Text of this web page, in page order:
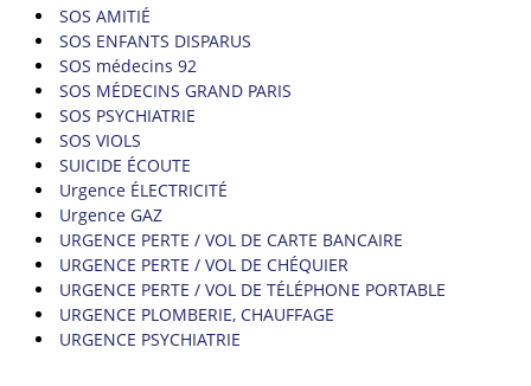
SOS AMITIÉ
SOS ENFANTS DISPARUS
SOS médecins 92
SOS MÉDECINS GRAND PARIS
SOS PSYCHIATRIE
SOS VIOLS
SUICIDE ÉCOUTE
Urgence ÉLECTRICITÉ
Urgence GAZ
URGENCE PERTE / VOL DE CARTE BANCAIRE
URGENCE PERTE / VOL DE CHÉQUIER
URGENCE PERTE / VOL DE TÉLÉPHONE PORTABLE
URGENCE PLOMBERIE, CHAUFFAGE
URGENCE PSYCHIATRIE